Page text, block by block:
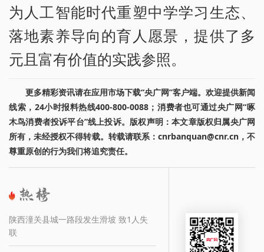
为人工智能时代重塑中学学习生态、
落地素养导向的育人愿景，提供了多
元且富有价值的实践参照。
更多精彩资讯请在应用市场下载“央广网”客户端。欢迎提供新闻
线索，24小时报料热线400-800-0088；消费者也可通过央广网“啄
木鸟消费者投诉平台”线上投诉。版权声明：本文章版权归属央广网
所有，未经授权不得转载。转载请联系：cnrbanquan@cnr.cn，不
尊重原创的行为我们将追究责任。
陕西潼关县城一路段发生滑坡 致1人失
联